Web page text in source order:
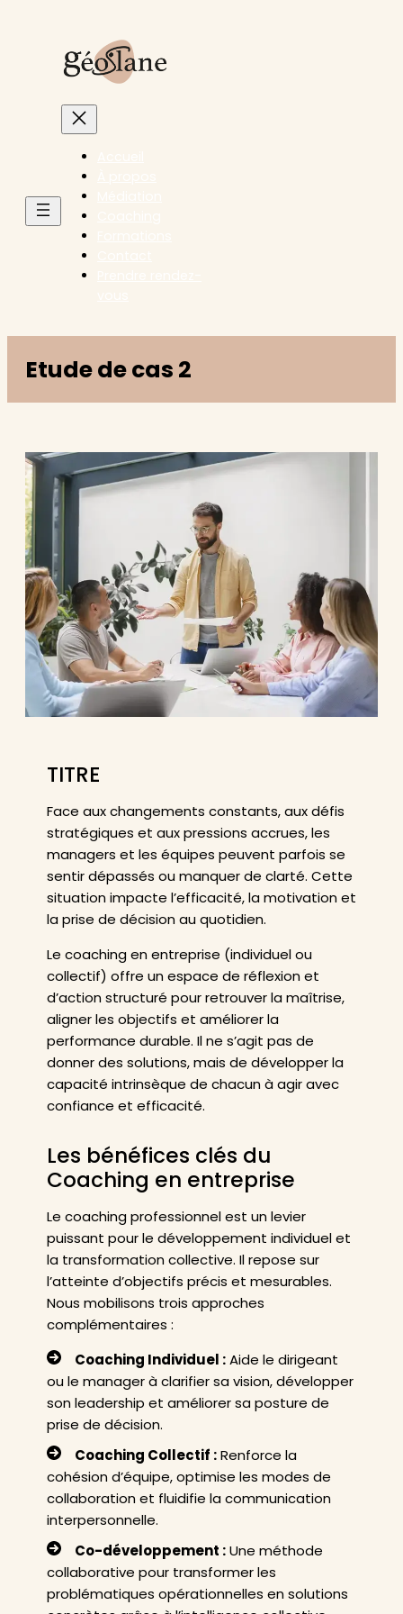
Etude de cas 2
TITRE
Face aux changements constants, aux défis
stratégiques et aux pressions accrues, les
managers et les équipes peuvent parfois se
sentir dépassés ou manquer de clarté. Cette
situation impacte l’efficacité, la motivation et
la prise de décision au quotidien.
Le coaching en entreprise (individuel ou
collectif) offre un espace de réflexion et
d’action structuré pour retrouver la maîtrise,
aligner les objectifs et améliorer la
performance durable. Il ne s’agit pas de
donner des solutions, mais de développer la
capacité intrinsèque de chacun à agir avec
confiance et efficacité.
Les bénéfices clés du
Coaching en entreprise
Le coaching professionnel est un levier
puissant pour le développement individuel et
la transformation collective. Il repose sur
l’atteinte d’objectifs précis et mesurables.
Nous mobilisons trois approches
complémentaires :
Coaching Individuel :Aide le dirigeant
ou le manager à clarifier sa vision, développer
son leadership et améliorer sa posture de
prise de décision.
Coaching Collectif :Renforce la
cohésion d’équipe, optimise les modes de
collaboration et fluidifie la communication
interpersonnelle.
Co-développement :Une méthode
collaborative pour transformer les
problématiques opérationnelles en solutions